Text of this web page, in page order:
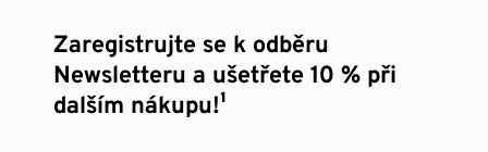
Zaregistrujte se k odběru
Newsletteru a ušetřete 10 % při
dalším nákupu!¹